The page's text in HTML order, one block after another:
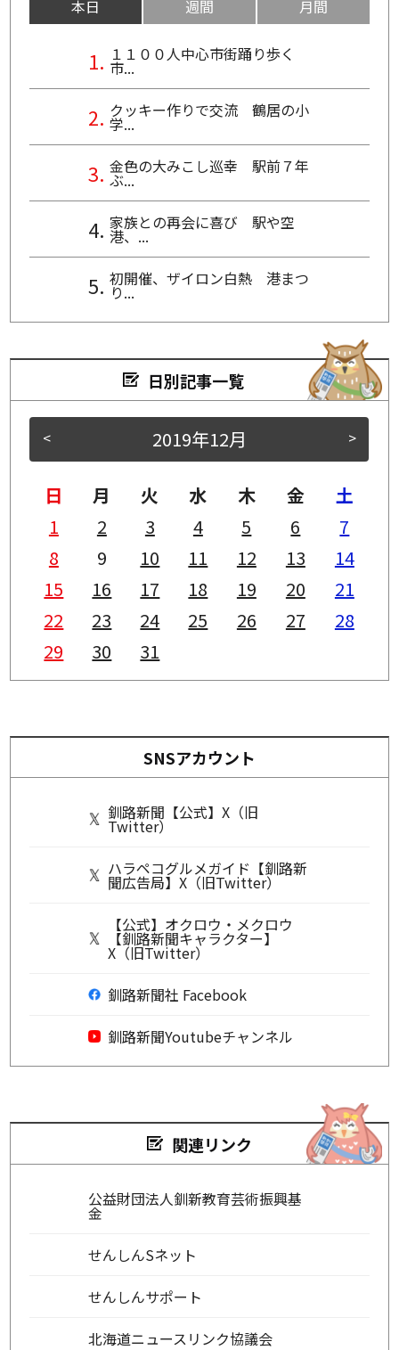
本日 週間 月間
１１００人中心市街踊り歩く
市...
クッキー作りで交流 鶴居の小
学...
金色の大みこし巡幸 駅前７年
ぶ...
家族との再会に喜び 駅や空
港、...
初開催、ザイロン白熱 港まつ
り...
日別記事一覧
< >
2019年12月
日 月 火 水 木 金
土
1
2 3 4 5 6
7
8
9 10 11 12 13
14
15
16 17 18 19 20
21
22
23 24 25 26 27
28
29
30 31
SNSアカウント
釧路新聞【公式】X（旧
Twitter）
ハラペコグルメガイド【釧路新
聞広告局】X（旧Twitter）
【公式】オクロウ・メクロウ
【釧路新聞キャラクター】
X（旧Twitter）
釧路新聞社 Facebook
釧路新聞Youtubeチャンネル
関連リンク
公益財団法人釧新教育芸術振興基
金
せんしんSネット
せんしんサポート
北海道ニュースリンク協議会